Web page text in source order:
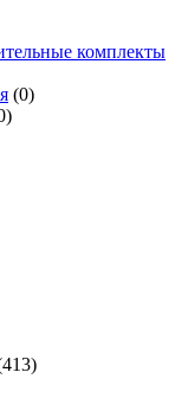
комплекты
(0)